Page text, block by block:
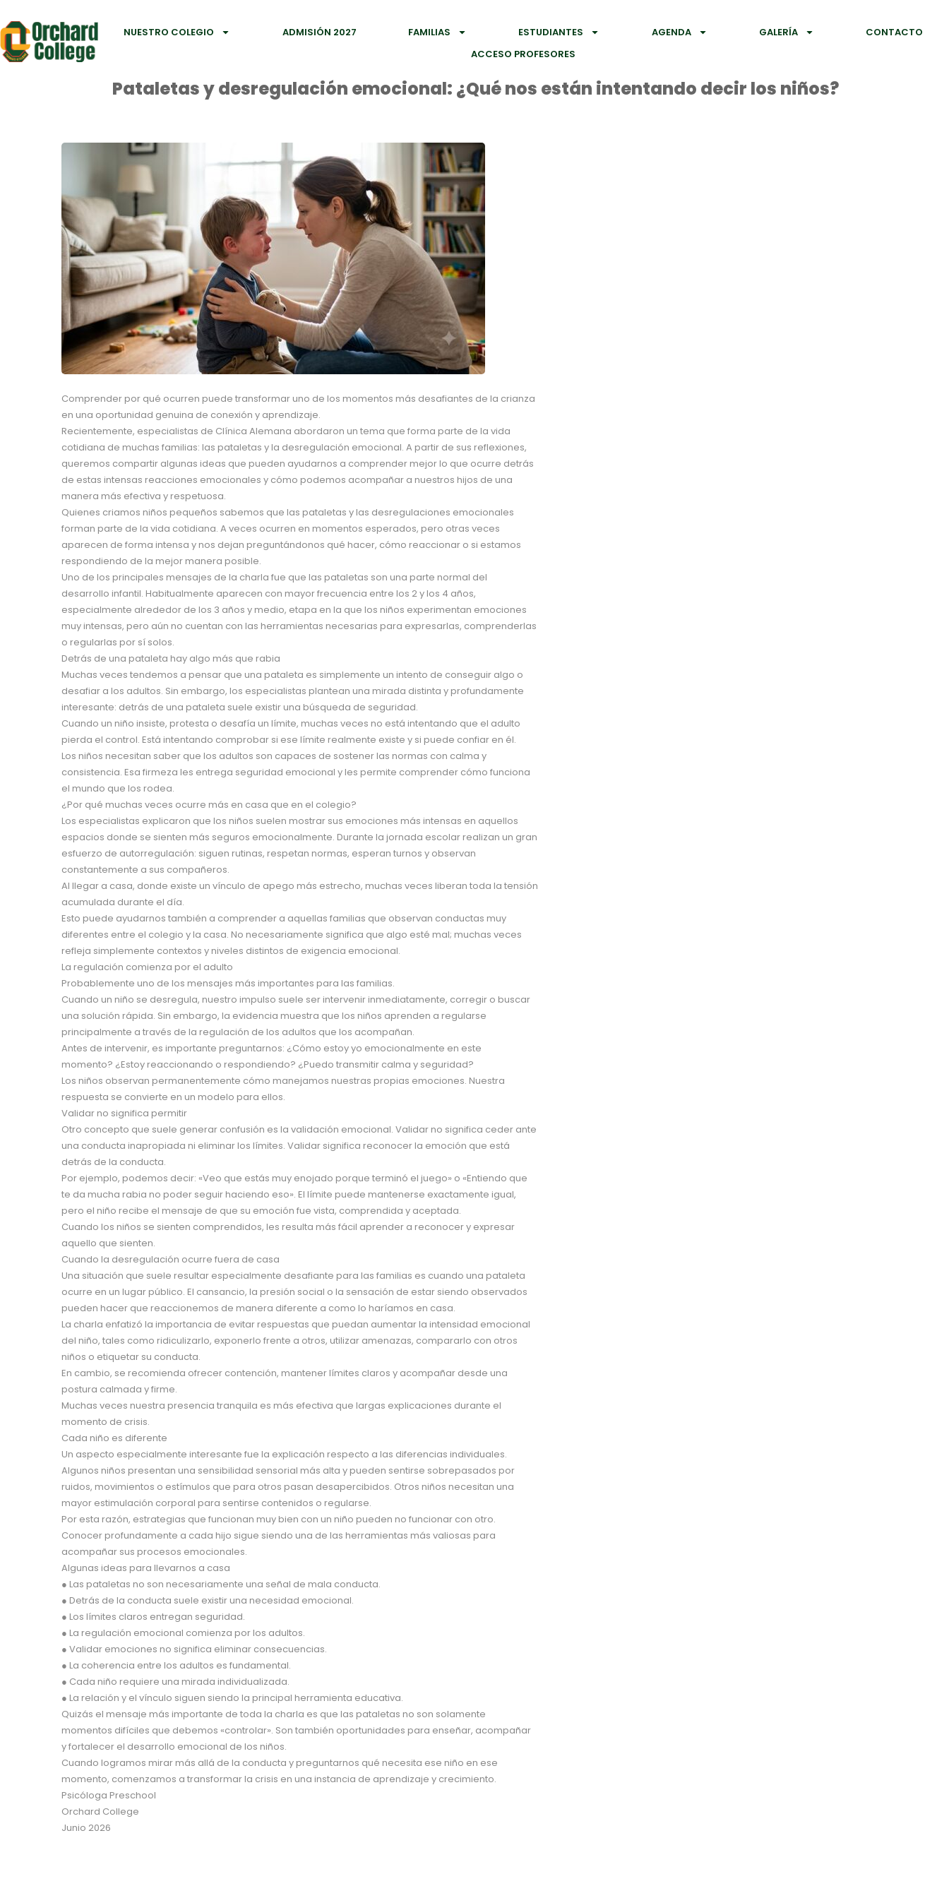
NUESTRO COLEGIO ADMISIÓN 2027 FAMILIAS ESTUDIANTES AGENDA GALERÍA
CONTACTO
ACCESO PROFESORES
Pataletas y desregulación emocional: ¿Qué nos están intentando decir los niños?
Comprender por qué ocurren puede transformar uno de los momentos más desafiantes de la crianza
en una oportunidad genuina de conexión y aprendizaje.
Recientemente, especialistas de Clínica Alemana abordaron un tema que forma parte de la vida
cotidiana de muchas familias: las pataletas y la desregulación emocional. A partir de sus reflexiones,
queremos compartir algunas ideas que pueden ayudarnos a comprender mejor lo que ocurre detrás
de estas intensas reacciones emocionales y cómo podemos acompañar a nuestros hijos de una
manera más efectiva y respetuosa.
Quienes criamos niños pequeños sabemos que las pataletas y las desregulaciones emocionales
forman parte de la vida cotidiana. A veces ocurren en momentos esperados, pero otras veces
aparecen de forma intensa y nos dejan preguntándonos qué hacer, cómo reaccionar o si estamos
respondiendo de la mejor manera posible.
Uno de los principales mensajes de la charla fue que las pataletas son una parte normal del
desarrollo infantil. Habitualmente aparecen con mayor frecuencia entre los 2 y los 4 años,
especialmente alrededor de los 3 años y medio, etapa en la que los niños experimentan emociones
muy intensas, pero aún no cuentan con las herramientas necesarias para expresarlas, comprenderlas
o regularlas por sí solos.
Detrás de una pataleta hay algo más que rabia
Muchas veces tendemos a pensar que una pataleta es simplemente un intento de conseguir algo o
desafiar a los adultos. Sin embargo, los especialistas plantean una mirada distinta y profundamente
interesante: detrás de una pataleta suele existir una búsqueda de seguridad.
Cuando un niño insiste, protesta o desafía un límite, muchas veces no está intentando que el adulto
pierda el control. Está intentando comprobar si ese límite realmente existe y si puede confiar en él.
Los niños necesitan saber que los adultos son capaces de sostener las normas con calma y
consistencia. Esa firmeza les entrega seguridad emocional y les permite comprender cómo funciona
el mundo que los rodea.
¿Por qué muchas veces ocurre más en casa que en el colegio?
Los especialistas explicaron que los niños suelen mostrar sus emociones más intensas en aquellos
espacios donde se sienten más seguros emocionalmente. Durante la jornada escolar realizan un gran
esfuerzo de autorregulación: siguen rutinas, respetan normas, esperan turnos y observan
constantemente a sus compañeros.
Al llegar a casa, donde existe un vínculo de apego más estrecho, muchas veces liberan toda la tensión
acumulada durante el día.
Esto puede ayudarnos también a comprender a aquellas familias que observan conductas muy
diferentes entre el colegio y la casa. No necesariamente significa que algo esté mal; muchas veces
refleja simplemente contextos y niveles distintos de exigencia emocional.
La regulación comienza por el adulto
Probablemente uno de los mensajes más importantes para las familias.
Cuando un niño se desregula, nuestro impulso suele ser intervenir inmediatamente, corregir o buscar
una solución rápida. Sin embargo, la evidencia muestra que los niños aprenden a regularse
principalmente a través de la regulación de los adultos que los acompañan.
Antes de intervenir, es importante preguntarnos: ¿Cómo estoy yo emocionalmente en este
momento? ¿Estoy reaccionando o respondiendo? ¿Puedo transmitir calma y seguridad?
Los niños observan permanentemente cómo manejamos nuestras propias emociones. Nuestra
respuesta se convierte en un modelo para ellos.
Validar no significa permitir
Otro concepto que suele generar confusión es la validación emocional. Validar no significa ceder ante
una conducta inapropiada ni eliminar los límites. Validar significa reconocer la emoción que está
detrás de la conducta.
Por ejemplo, podemos decir: «Veo que estás muy enojado porque terminó el juego» o «Entiendo que
te da mucha rabia no poder seguir haciendo eso». El límite puede mantenerse exactamente igual,
pero el niño recibe el mensaje de que su emoción fue vista, comprendida y aceptada.
Cuando los niños se sienten comprendidos, les resulta más fácil aprender a reconocer y expresar
aquello que sienten.
Cuando la desregulación ocurre fuera de casa
Una situación que suele resultar especialmente desafiante para las familias es cuando una pataleta
ocurre en un lugar público. El cansancio, la presión social o la sensación de estar siendo observados
pueden hacer que reaccionemos de manera diferente a como lo haríamos en casa.
La charla enfatizó la importancia de evitar respuestas que puedan aumentar la intensidad emocional
del niño, tales como ridiculizarlo, exponerlo frente a otros, utilizar amenazas, compararlo con otros
niños o etiquetar su conducta.
En cambio, se recomienda ofrecer contención, mantener límites claros y acompañar desde una
postura calmada y firme.
Muchas veces nuestra presencia tranquila es más efectiva que largas explicaciones durante el
momento de crisis.
Cada niño es diferente
Un aspecto especialmente interesante fue la explicación respecto a las diferencias individuales.
Algunos niños presentan una sensibilidad sensorial más alta y pueden sentirse sobrepasados por
ruidos, movimientos o estímulos que para otros pasan desapercibidos. Otros niños necesitan una
mayor estimulación corporal para sentirse contenidos o regularse.
Por esta razón, estrategias que funcionan muy bien con un niño pueden no funcionar con otro.
Conocer profundamente a cada hijo sigue siendo una de las herramientas más valiosas para
acompañar sus procesos emocionales.
Algunas ideas para llevarnos a casa
● Las pataletas no son necesariamente una señal de mala conducta.
● Detrás de la conducta suele existir una necesidad emocional.
● Los límites claros entregan seguridad.
● La regulación emocional comienza por los adultos.
● Validar emociones no significa eliminar consecuencias.
● La coherencia entre los adultos es fundamental.
● Cada niño requiere una mirada individualizada.
● La relación y el vínculo siguen siendo la principal herramienta educativa.
Quizás el mensaje más importante de toda la charla es que las pataletas no son solamente
momentos difíciles que debemos «controlar». Son también oportunidades para enseñar, acompañar
y fortalecer el desarrollo emocional de los niños.
Cuando logramos mirar más allá de la conducta y preguntarnos qué necesita ese niño en ese
momento, comenzamos a transformar la crisis en una instancia de aprendizaje y crecimiento.
Psicóloga Preschool
Orchard College
Junio 2026